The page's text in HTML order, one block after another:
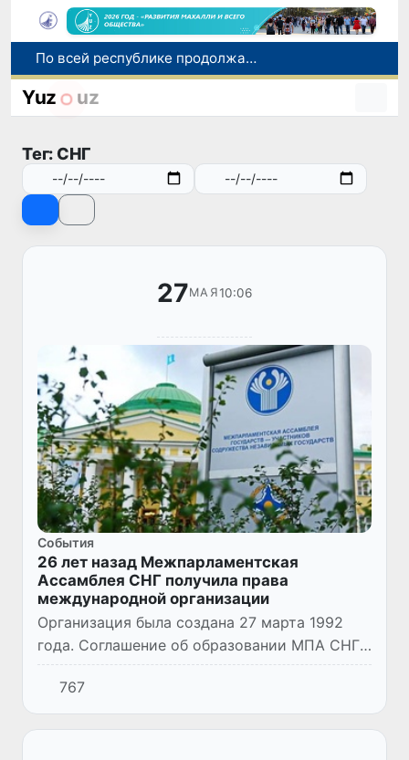
Оказавшийся в сложной ситуации в Германии соотечественник возвращен в Узбекистан
Yuz uz
Тег: СНГ
27МАЯ10:06
Cобытия
26 лет назад Межпарламентская
Ассамблея СНГ получила права
международной организации
Организация была создана 27 марта 1992
года. Соглашение об образовании МПА СНГ
подписали главы парламентов Армении,
Беларуси, Казахстана, Кыргызстана, России,
Таджикистана и Узбеки...
767